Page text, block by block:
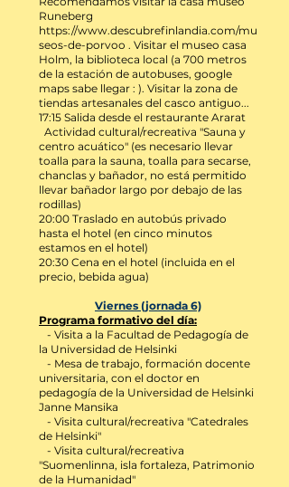
Runeberg
https://www.descubrefinlandia.com/mu
seos-de-porvoo . Visitar el museo casa
Holm, la biblioteca local (a 700 metros
de la estación de autobuses, google
maps sabe llegar : ). Visitar la zona de
tiendas artesanales del casco antiguo...
17:15 Salida desde el restaurante Ararat
Actividad cultural/recreativa "Sauna y
centro acuático" (es necesario llevar
toalla para la sauna, toalla para secarse,
chanclas y bañador, no está permitido
llevar bañador largo por debajo de las
rodillas)
20:00 Traslado en autobús privado
hasta el hotel (en cinco minutos
estamos en el hotel)
20:30 Cena en el hotel (incluida en el
precio, bebida agua)
Viernes (jornada 6)
Programa formativo del día:
- Visita a la Facultad de Pedagogía de
la Universidad de Helsinki
- Mesa de trabajo, formación docente
universitaria, con el doctor en
pedagogía de la Universidad de Helsinki
Janne Mansika
- Visita cultural/recreativa "Catedrales
de Helsinki"
- Visita cultural/recreativa
"Suomenlinna, isla fortaleza, Patrimonio
de la Humanidad"